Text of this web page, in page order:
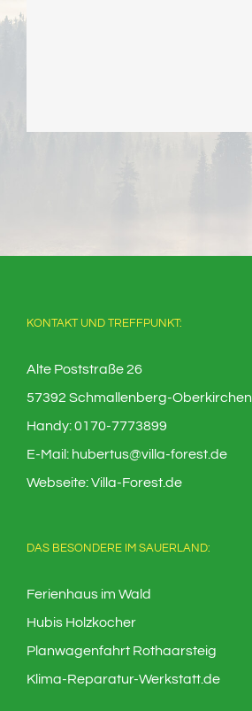
KONTAKT UND TREFFPUNKT:
Alte Poststraße 26
57392 Schmallenberg-Oberkirchen
Handy:0170-7773899
E-Mail: hubertus@villa-forest.de
Webseite:Villa-Forest.de
DAS BESONDERE IM SAUERLAND:
Ferienhaus im Wald
Hubis Holzkocher
Planwagenfahrt Rothaarsteig
Klima-Reparatur-Werkstatt.de